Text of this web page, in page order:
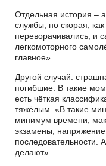
Отдельная история –
службы, но скорая,
переворачивались, и
легкомоторного
главное».
Другой случай:
погибшие. В такие
есть чёткая
тяжёлым. «В такие
минимум времени,
экзамены,
последовательности.
делают».